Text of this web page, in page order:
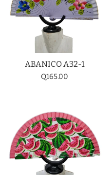
ABANICO A32-1
Precio
Q165.00